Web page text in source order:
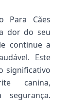
Para Cães
dor do seu
continue a
Este
significativo
canina,
segurança.